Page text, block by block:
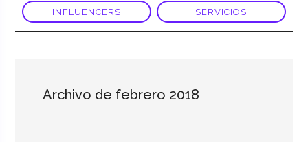
INFLUENCERS SERVICIOS
Archivo de febrero 2018